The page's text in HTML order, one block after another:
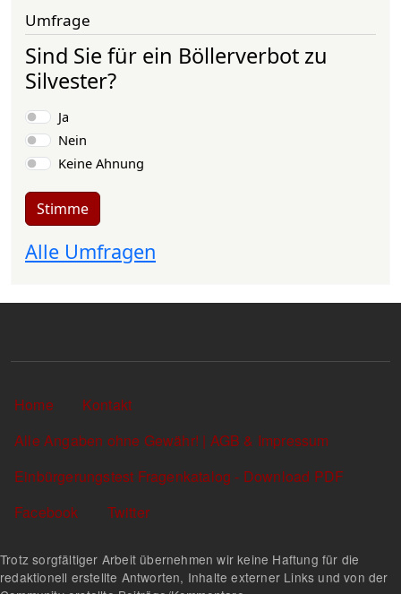
Umfrage
Sind Sie für ein Böllerverbot zu
Silvester?
Auswahlmöglichkeiten
Ja
Nein
Keine Ahnung
Stimme
Alle Umfragen
Sekundärlinks
Home
Kontakt
Alle Angaben ohne Gewähr! | AGB & Impressum
Einbürgerungstest Fragenkatalog - Download PDF
Facebook
Twitter
Trotz sorgfältiger Arbeit übernehmen wir keine Haftung für die
redaktionell erstellte Antworten, Inhalte externer Links und von der